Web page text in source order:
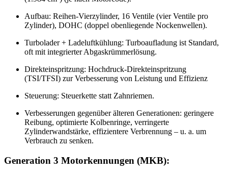
Aufbau: Reihen-Vierzylinder, 16 Ventile (vier Ventile pro
Zylinder), DOHC (doppel obenliegende Nockenwellen).
Turbolader + Ladeluftkühlung: Turboaufladung ist Standard,
oft mit integrierter Abgaskrümmerlösung.
Direkteinspritzung: Hochdruck-Direkteinspritzung
(TSI/TFSI) zur Verbesserung von Leistung und Effizienz
Steuerung: Steuerkette statt Zahnriemen.
Verbesserungen gegenüber älteren Generationen: geringere
Reibung, optimierte Kolbenringe, verringerte
Zylinderwandstärke, effizientere Verbrennung – u. a. um
Verbrauch zu senken.
Generation 3 Motorkennungen (MKB):